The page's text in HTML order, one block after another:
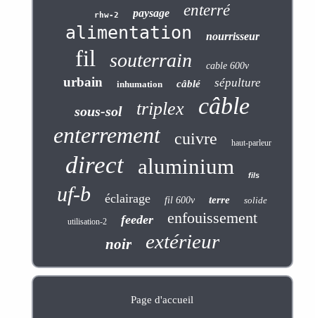
rhw-2 paysage enterré
alimentation nourrisseur
fil souterrain cable 600v
urbain inhumation câblé sépulture
sous-sol triplex câble
enterrement cuivre haut-parleur
direct aluminium fils
uf-b éclairage fil 600v terre solide
utilisation-2 feeder enfouissement
noir extérieur
Page d'accueil